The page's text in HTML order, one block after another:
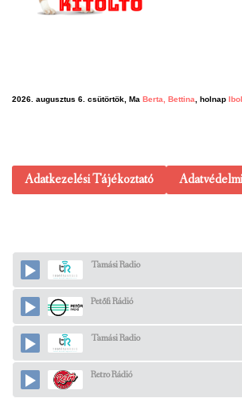
2026. augusztus 6. csütörtök, Ma Berta, Bettina , holnap
Adatkezelési Tájékoztató
Tamási Radio
Petőfi Rádió
Tamási Radio
Retro Rádió